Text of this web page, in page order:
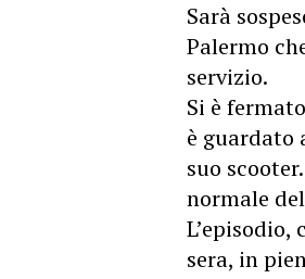
Sarà
Palermo
servizio.
Si è
è guardato
suo
normale
sera, in